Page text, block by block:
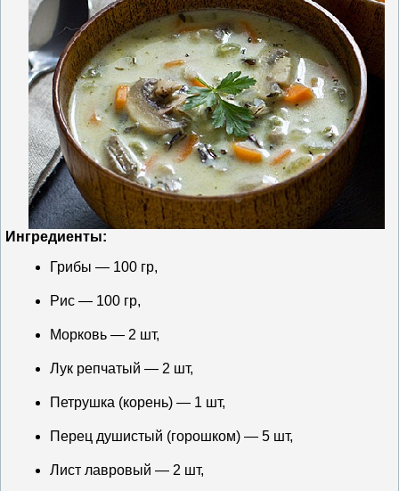
Ингредиенты:
Грибы — 100 гр,
Рис — 100 гр,
Морковь — 2 шт,
Лук репчатый — 2 шт,
Петрушка (корень) — 1 шт,
Перец душистый (горошком) — 5 шт,
Лист лавровый — 2 шт,